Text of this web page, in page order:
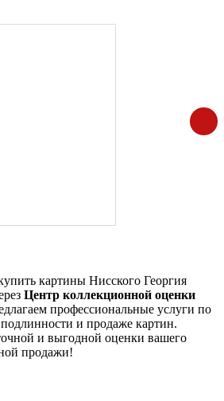
картины Нисского Георгия
Центр коллекционной оценки
профессиональные услуги по
и продаже картин.
и выгодной оценки вашего
продажи!